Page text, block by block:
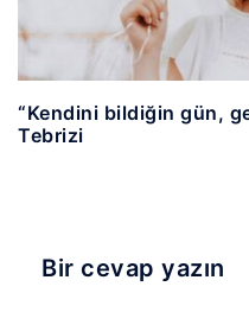
“Kendini bildiğin gün,
Tebrizi
Bir cevap yazın